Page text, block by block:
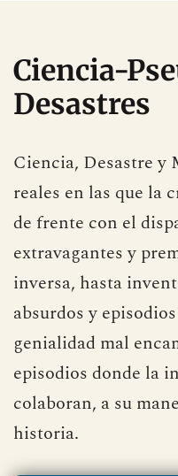
Ciencia-
Desastres
Ciencia, Desastre y
reales en las que la
de frente con el
extravagantes y
inversa, hasta
absurdos y
genialidad mal
episodios donde la
colaboran, a su
historia.